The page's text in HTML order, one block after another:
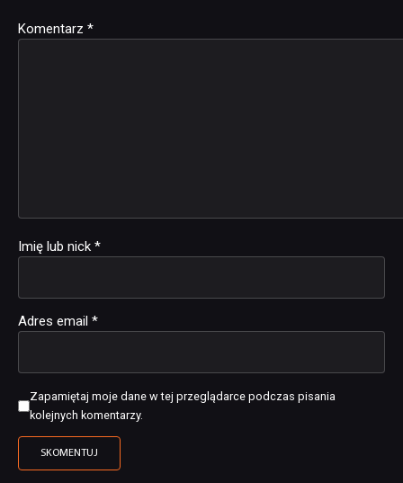
Komentarz *
Imię lub nick *
Adres email *
Zapamiętaj moje dane w tej przeglądarce podczas pisania
kolejnych komentarzy.
Alternative: